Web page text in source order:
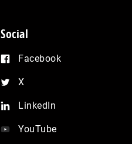
Social
Facebook
X
LinkedIn
YouTube